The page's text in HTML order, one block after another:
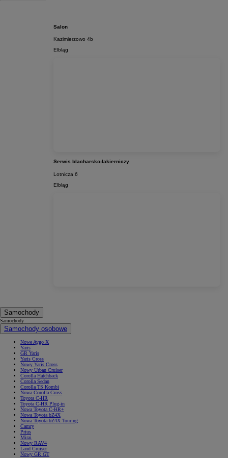
Salon
Kazimierzowo 4b
Elbląg
Serwis blacharsko-lakierniczy
Lotnicza 6
Elbląg
Samochody
Samochody
Samochody osobowe
Nowe Aygo X
Yaris
GR Yaris
Yaris Cross
Nowy Yaris Cross
Nowy Urban Cruiser
Corolla Hatchback
Corolla Sedan
Corolla TS Kombi
Nowa Corolla Cross
Toyota C-HR
Toyota C-HR Plug-in
Nowa Toyota C-HR+
Nowa Toyota bZ4X
Nowa Toyota bZ4X Touring
Camry
Prius
Mirai
Nowy RAV4
Land Cruiser
Nowy GR GT